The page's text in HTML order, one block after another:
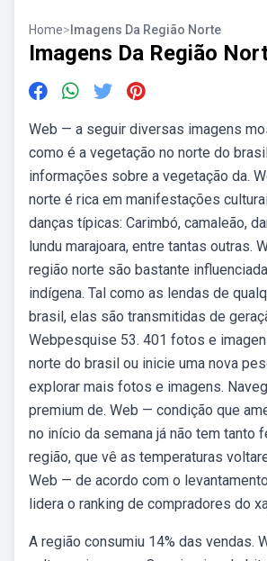
Home> Imagens Da Região Norte
Imagens Da Região
Web — a seguir diversas imagens
como é a vegetação no norte do
informações sobre a vegetação da.
norte é rica em manifestações
danças típicas: Carimbó, camaleão,
lundu marajoara, entre tantas outras.
região norte são bastante
indígena. Tal como as lendas de
brasil, elas são transmitidas de
Webpesquise 53. 401 fotos e
norte do brasil ou inicie uma nova
explorar mais fotos e imagens.
premium de. Web — condição que
no início da semana já não tem tanto
região, que vê as temperaturas
Web — de acordo com o
lidera o ranking de compradores do
A região consumiu 14% das vendas.